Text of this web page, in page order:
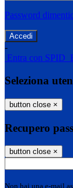
Password
-
Entra con SPID
Seleziona
button close ×
Recupero
button close ×
Non hai una e-mail